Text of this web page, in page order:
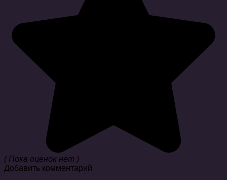
( Пока оценок нет )
Добавить комментарий